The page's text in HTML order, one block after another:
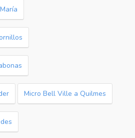
Micro Bell Ville a Quilmes